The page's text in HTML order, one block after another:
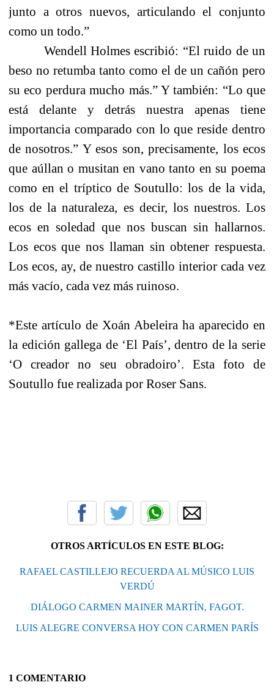
junto a otros nuevos, articulando el conjunto
como un todo.”
Wendell Holmes escribió: “El ruido de un
beso no retumba tanto como el de un cañón pero
su eco perdura mucho más.” Y también: “Lo que
está delante y detrás nuestra apenas tiene
importancia comparado con lo que reside dentro
de nosotros.” Y esos son, precisamente, los ecos
que aúllan o musitan en vano tanto en su poema
como en el tríptico de Soutullo: los de la vida,
los de la naturaleza, es decir, los nuestros. Los
ecos en soledad que nos buscan sin hallarnos.
Los ecos que nos llaman sin obtener respuesta.
Los ecos, ay, de nuestro castillo interior cada vez
más vacío, cada vez más ruinoso.
*Este artículo de Xoán Abeleira ha aparecido en
la edición gallega de ‘El País’, dentro de la serie
‘O creador no seu obradoiro’. Esta foto de
Soutullo fue realizada por Roser Sans.
OTROS ARTÍCULOS EN ESTE BLOG:
RAFAEL CASTILLEJO RECUERDA AL MÚSICO LUIS
VERDÚ
DIÁLOGO CARMEN MAINER MARTÍN, FAGOT.
LUIS ALEGRE CONVERSA HOY CON CARMEN PARÍS
1 COMENTARIO